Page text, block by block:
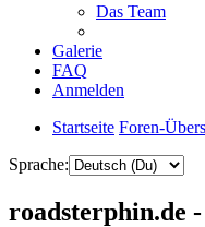
Das Team
Galerie
FAQ
Anmelden
Startseite Foren-
Sprache:
roadsterphin.de